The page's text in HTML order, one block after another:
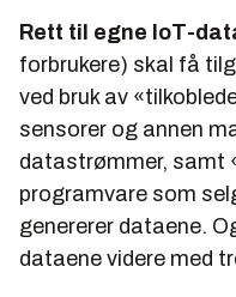
Rett til egne IoT-
forbrukere) skal få
ved bruk av
sensorer og annen
datastrømmer, samt
programvare som
genererer dataene.
dataene videre med